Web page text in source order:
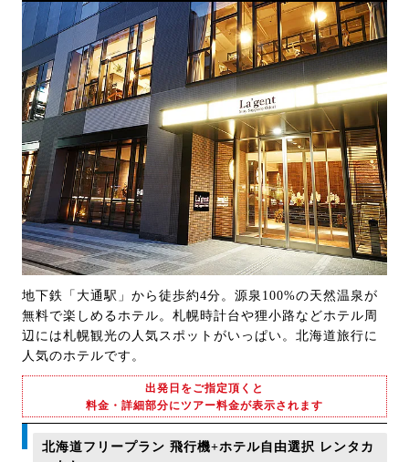
地下鉄「大通駅」から徒歩約4分。源泉100%の天然温泉が
無料で楽しめるホテル。札幌時計台や狸小路などホテル周
辺には札幌観光の人気スポットがいっぱい。北海道旅行に
人気のホテルです。
出発日をご指定頂くと
料金・詳細部分にツアー料金が表示されます
北海道フリープラン 飛行機+ホテル自由選択 レンタカ